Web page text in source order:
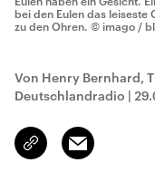
bei den Eulen das leiseste
zu den Ohren. © imago /
Von Henry Bernhard,
Deutschlandradio |
Link
kopieren/teilen
Email